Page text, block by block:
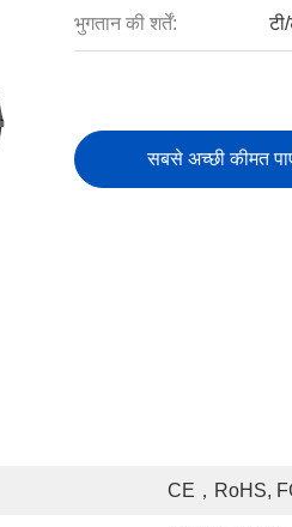
भुगतान की शर्तें:
सबसे अच्छी कीमत
CE，RoHS,